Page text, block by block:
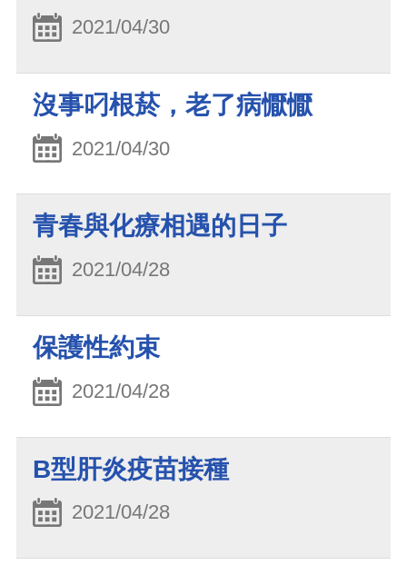
2021/04/30
沒事叼根菸，老了病懨懨
2021/04/30
青春與化療相遇的日子
2021/04/28
保護性約束
2021/04/28
B型肝炎疫苗接種
2021/04/28